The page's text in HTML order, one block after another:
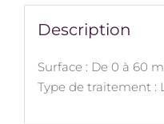
Description
Surface : De 0 à 60
Type de traitement :